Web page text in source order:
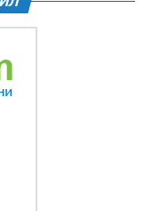
і
до неї
Крим і
вторгнення,
велику війну,
досвід